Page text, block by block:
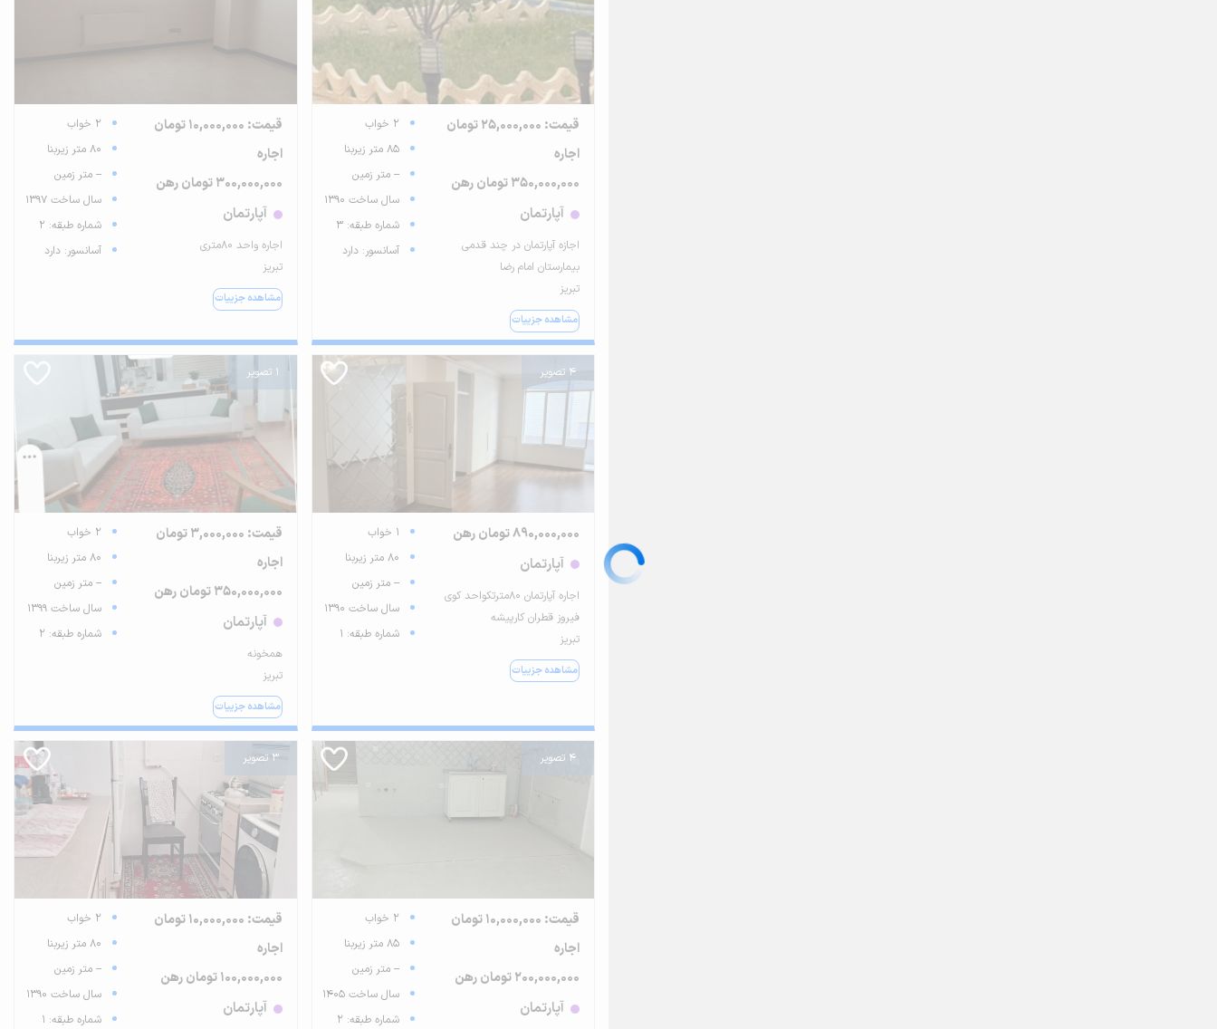
قیمت: 25,000,000 تومان
اجاره
350,000,000 تومان رهن
آپارتمان
اجازه آپارتمان در چند قدمی
بیمارستان امام رضا
تبریز
مشاهده جزییات
2 خواب
85 متر زیربنا
-- متر زمین
سال ساخت 1390
شماره طبقه: 3
آسانسور: دارد
قیمت: 10,000,000 تومان
اجاره
300,000,000 تومان رهن
آپارتمان
اجاره واحد ۸۰متری
تبریز
مشاهده جزییات
2 خواب
80 متر زیربنا
-- متر زمین
سال ساخت 1397
شماره طبقه: 2
آسانسور: دارد
4 تصویر
890,000,000 تومان رهن
آپارتمان
اجاره آپارتمان ۸۰مترتکواحد کوی
فیروز قطران کارپیشه
تبریز
مشاهده جزییات
1 خواب
80 متر زیربنا
-- متر زمین
سال ساخت 1390
شماره طبقه: 1
1 تصویر
قیمت: 3,000,000 تومان
اجاره
350,000,000 تومان رهن
آپارتمان
همخونه
تبریز
مشاهده جزییات
2 خواب
80 متر زیربنا
-- متر زمین
سال ساخت 1399
شماره طبقه: 2
4 تصویر
قیمت: 10,000,000 تومان
اجاره
200,000,000 تومان رهن
آپارتمان
2 خواب
85 متر زیربنا
-- متر زمین
سال ساخت 1405
شماره طبقه: 2
3 تصویر
قیمت: 10,000,000 تومان
اجاره
100,000,000 تومان رهن
آپارتمان
2 خواب
80 متر زیربنا
-- متر زمین
سال ساخت 1390
شماره طبقه: 1